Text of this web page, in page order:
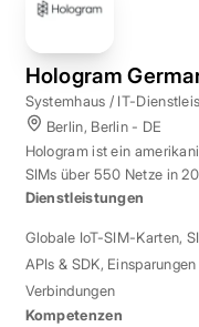
Hologram
Systemhaus / IT-
Berlin, Berlin - DE
Hologram ist ein
SIMs über 550 Netze in
Dienstleistungen
Globale IoT-SIM-Karten,
APIs & SDK,
Verbindungen
Kompetenzen